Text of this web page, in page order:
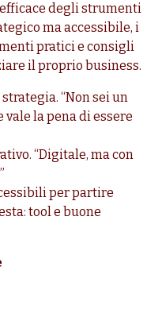
degli strumenti
ma accessibile, i
pratici e consigli
il proprio business.
“Non sei un
vale la pena di essere
“Digitale, ma con
per partire
tool e buone